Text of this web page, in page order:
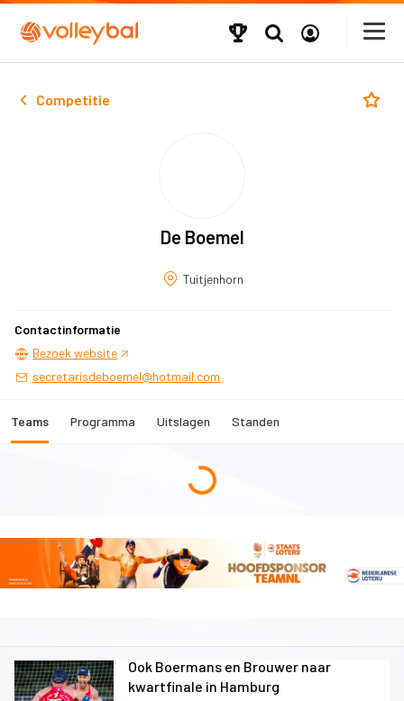
Competitie
De Boemel
Tuitjenhorn
Contactinformatie
Bezoek website
secretarisdeboemel@hotmail.com
Teams Programma Uitslagen Standen
Ook Boermans en Brouwer naar
kwartfinale in Hamburg